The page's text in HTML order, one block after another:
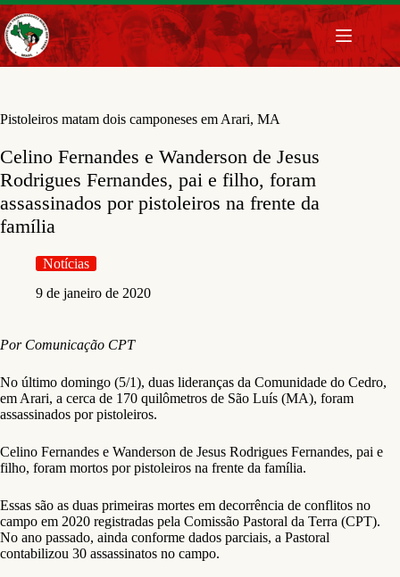
Pular
para
o
conteúdo
Pistoleiros matam dois camponeses em Arari, MA
Celino Fernandes e Wanderson de Jesus
Rodrigues Fernandes, pai e filho, foram
assassinados por pistoleiros na frente da
família
Notícias
9 de janeiro de 2020
Por Comunicação CPT
No último domingo (5/1), duas lideranças da Comunidade do Cedro,
em Arari, a cerca de 170 quilômetros de São Luís (MA), foram
assassinados por pistoleiros.
Celino Fernandes e Wanderson de Jesus Rodrigues Fernandes, pai e
filho, foram mortos por pistoleiros na frente da família.
Essas são as duas primeiras mortes em decorrência de conflitos no
campo em 2020 registradas pela Comissão Pastoral da Terra (CPT).
No ano passado, ainda conforme dados parciais, a Pastoral
contabilizou 30 assassinatos no campo.